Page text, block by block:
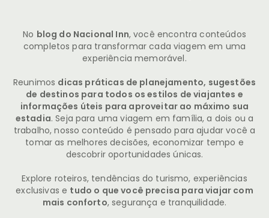
No blog do Nacional Inn, você encontra conteúdos
completos para transformar cada viagem em uma
experiência memorável.
Reunimos dicas práticas de planejamento, sugestões
de destinos para todos os estilos de viajantes e
informações úteis para aproveitar ao máximo sua
estadia. Seja para uma viagem em família, a dois ou a
trabalho, nosso conteúdo é pensado para ajudar você a
tomar as melhores decisões, economizar tempo e
descobrir oportunidades únicas.
Explore roteiros, tendências do turismo, experiências
exclusivas e tudo o que você precisa para viajar com
mais conforto, segurança e tranquilidade.